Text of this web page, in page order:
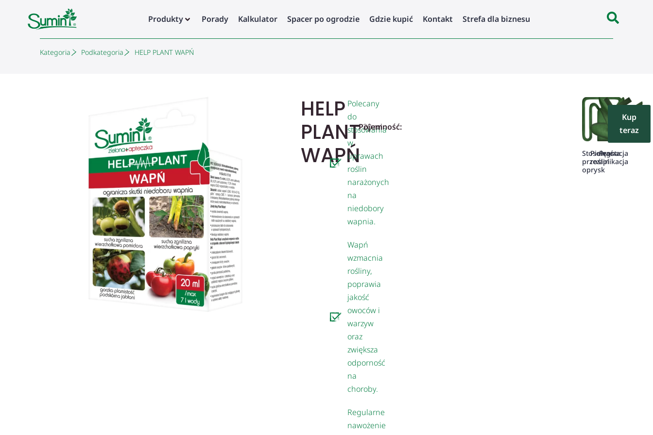
Produkty Porady Kalkulator Spacer po ogrodzie Gdzie kupić Kontakt Strefa dla biznesu
Kategoria Podkategoria HELP PLANT WAPŃ
HELP
PLANT
WAPŃ
Polecany
do
stosowania
w
uprawach
roślin
narażonych
na
niedobory
wapnia.
Wapń
wzmacnia
rośliny,
poprawia
jakość
owoców i
warzyw
oraz
zwiększa
odporność
na
choroby.
Regularne
nawożenie
Pojemność:
20 ml
Stosować
przez
oprysk
Pielęgnacja
roślin
Prosta
aplikacja
Kup
teraz